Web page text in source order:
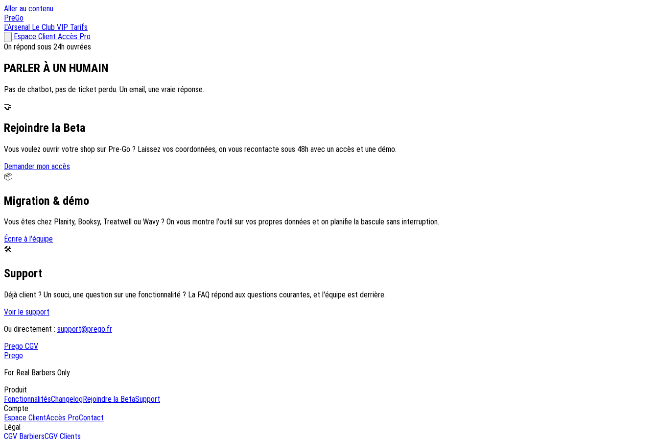
Aller au contenu
PreGo
L'Arsenal Le Club VIP Tarifs
Espace Client Accès Pro
On répond sous 24h ouvrées
PARLER À UN HUMAIN
Pas de chatbot, pas de ticket perdu. Un email, une vraie réponse.
🤝
Rejoindre la Beta
Vous voulez ouvrir votre shop sur Pre-Go ? Laissez vos coordonnées, on vous recontacte sous 48h avec un accès et une démo.
Demander mon accès
📦
Migration & démo
Vous êtes chez Planity, Booksy, Treatwell ou Wavy ? On vous montre l'outil sur vos propres données et on planifie la bascule sans interruption.
Écrire à l'équipe
🛠
Support
Déjà client ? Un souci, une question sur une fonctionnalité ? La FAQ répond aux questions courantes, et l'équipe est derrière.
Voir le support
Ou directement : support@prego.fr
Prego CGV
Prego
For Real Barbers Only
Produit
FonctionnalitésChangelogRejoindre la BetaSupport
Compte
Espace ClientAccès ProContact
Légal
CGV BarbiersCGV Clients